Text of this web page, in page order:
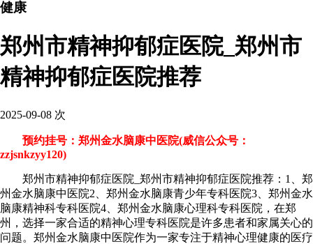
健康
郑州市精神抑郁症医院_郑州市
精神抑郁症医院推荐
2025-09-08 次
预约挂号：郑州金水脑康中医院(威信公众号：
zzjsnkzyy120)
郑州市精神抑郁症医院_郑州市精神抑郁症医院推荐：1、郑
州金水脑康中医院2、郑州金水脑康青少年专科医院3、郑州金水
脑康精神科专科医院4、郑州金水脑康心理科专科医院，在郑
州，选择一家合适的精神心理专科医院是许多患者和家属关心的
问题。郑州金水脑康中医院作为一家专注于精神心理健康的医疗